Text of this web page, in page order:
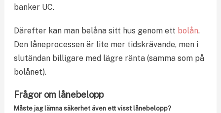
banker UC.
Därefter kan man belåna sitt hus genom ett bolån.
Den låneprocessen är lite mer tidskrävande, men i
slutändan billigare med lägre ränta (samma som på
bolånet).
Frågor om lånebelopp
Måste jag lämna säkerhet även ett visst lånebelopp?